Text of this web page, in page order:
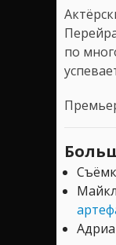
по